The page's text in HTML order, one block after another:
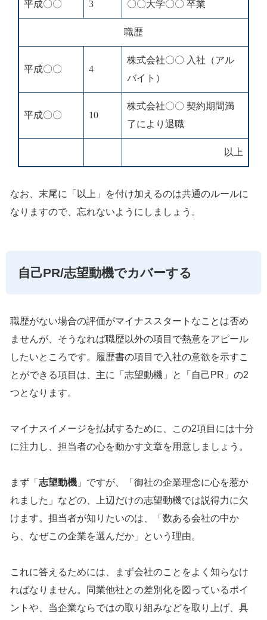
平成〇〇 3 〇〇大学〇〇 卒業
職歴
平成〇〇 4
株式会社〇〇 入社（アル
バイト）
平成〇〇 10
株式会社〇〇 契約期間満
了により退職
以上
なお、末尾に「以上」を付け加えるのは共通のルールに
なりますので、忘れないようにしましょう。
自己PR/志望動機でカバーする
職歴がない場合の評価がマイナススタートなことは否め
ませんが、そうなれば職歴以外の項目で熱意をアピール
したいところです。履歴書の項目で入社の意欲を示すこ
とができる項目は、主に「志望動機」と「自己PR」の2
つとなります。
マイナスイメージを払拭するために、この2項目には十分
に注力し、担当者の心を動かす文章を用意しましょう。
まず「 志望動機 」ですが、「御社の企業理念に心を惹か
れました」などの、上辺だけの志望動機では説得力に欠
けます。担当者が知りたいのは、「数ある会社の中か
ら、なぜこの企業を選んだか」という理由。
これに答えるためには、まず会社のことをよく知らなけ
ればなりません。同業他社との差別化を図っているポイ
ントや、当企業ならではの取り組みなどを取り上げ、具